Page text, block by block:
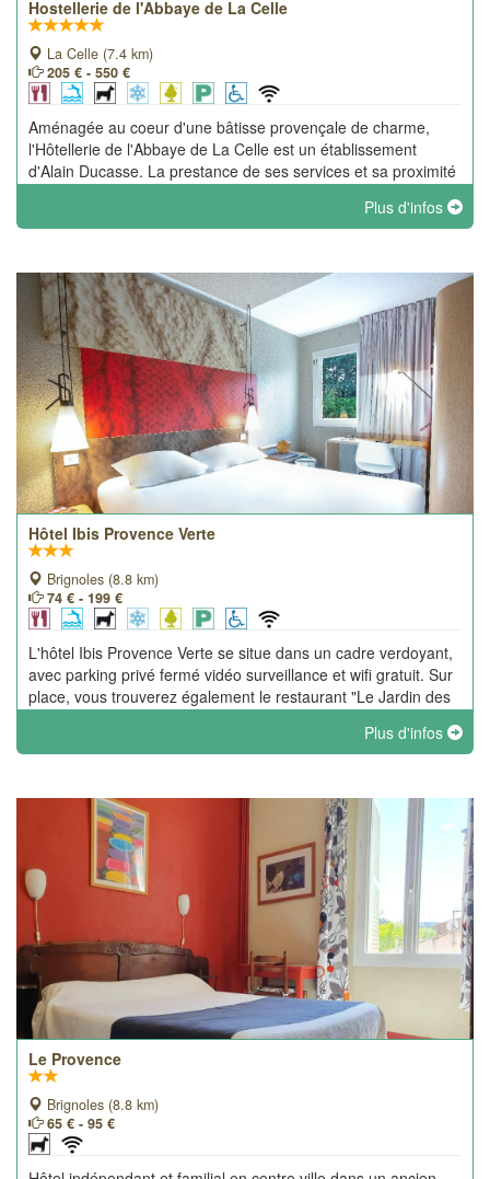
Hostellerie de l'Abbaye de La Celle
La Celle (7.4 km)
205 € - 550 €
Aménagée au coeur d'une bâtisse provençale de charme,
l'Hôtellerie de l'Abbaye de La Celle est un établissement
d'Alain Ducasse. La prestance de ses services et sa proximité
Plus d'infos
Hôtel Ibis Provence Verte
Brignoles (8.8 km)
74 € - 199 €
L'hôtel Ibis Provence Verte se situe dans un cadre verdoyant,
avec parking privé fermé vidéo surveillance et wifi gratuit. Sur
place, vous trouverez également le restaurant "Le Jardin des
Plus d'infos
Le Provence
Brignoles (8.8 km)
65 € - 95 €